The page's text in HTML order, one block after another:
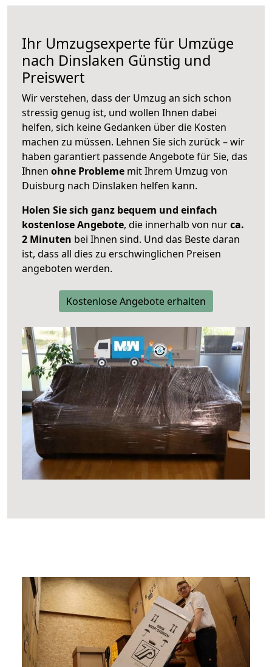
Ihr Umzugsexperte für Umzüge
nach Dinslaken Günstig und
Preiswert
Wir verstehen, dass der Umzug an sich schon
stressig genug ist, und wollen Ihnen dabei
helfen, sich keine Gedanken über die Kosten
machen zu müssen. Lehnen Sie sich zurück – wir
haben garantiert passende Angebote für Sie, das
Ihnen ohne Probleme mit Ihrem Umzug von
Duisburg nach Dinslaken helfen kann.
Holen Sie sich ganz bequem und einfach
kostenlose Angebote, die innerhalb von nurca.
2 Minuten bei Ihnen sind. Und das Beste daran
ist, dass all dies zu erschwinglichen Preisen
angeboten werden.
Kostenlose Angebote erhalten